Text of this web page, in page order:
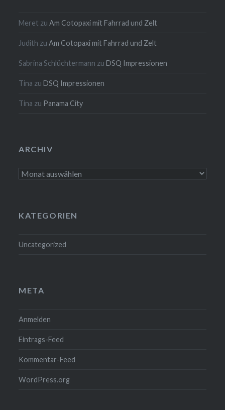
Meret zuAm Cotopaxi mit Fahrrad und Zelt
Judith zuAm Cotopaxi mit Fahrrad und Zelt
Sabrina Schlüchtermann zuDSQ Impressionen
Tina zuDSQ Impressionen
Tina zu Panama City
ARCHIV
Archiv
KATEGORIEN
Uncategorized
META
Anmelden
Eintrags-Feed
Kommentar-Feed
WordPress.org